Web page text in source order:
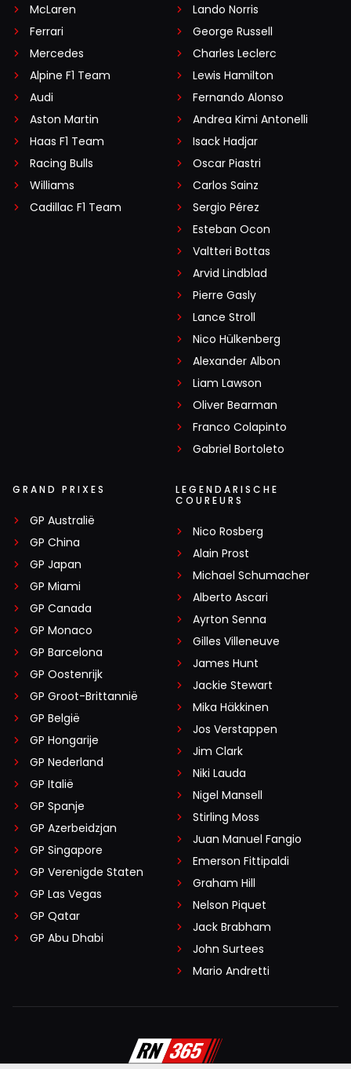
McLaren
Ferrari
Mercedes
Alpine F1 Team
Audi
Aston Martin
Haas F1 Team
Racing Bulls
Williams
Cadillac F1 Team
Lando Norris
George Russell
Charles Leclerc
Lewis Hamilton
Fernando Alonso
Andrea Kimi Antonelli
Isack Hadjar
Oscar Piastri
Carlos Sainz
Sergio Pérez
Esteban Ocon
Valtteri Bottas
Arvid Lindblad
Pierre Gasly
Lance Stroll
Nico Hülkenberg
Alexander Albon
Liam Lawson
Oliver Bearman
Franco Colapinto
Gabriel Bortoleto
GRAND PRIXES
GP Australië
GP China
GP Japan
GP Miami
GP Canada
GP Monaco
GP Barcelona
GP Oostenrijk
GP Groot-Brittannië
GP België
GP Hongarije
GP Nederland
GP Italië
GP Spanje
GP Azerbeidzjan
GP Singapore
GP Verenigde Staten
GP Las Vegas
GP Qatar
GP Abu Dhabi
LEGENDARISCHE
COUREURS
Nico Rosberg
Alain Prost
Michael Schumacher
Alberto Ascari
Ayrton Senna
Gilles Villeneuve
James Hunt
Jackie Stewart
Mika Häkkinen
Jos Verstappen
Jim Clark
Niki Lauda
Nigel Mansell
Stirling Moss
Juan Manuel Fangio
Emerson Fittipaldi
Graham Hill
Nelson Piquet
Jack Brabham
John Surtees
Mario Andretti